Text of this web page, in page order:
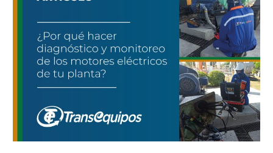
DIAGNÓSTICO
LOS
MOTORES
ELÉCTRICOS
PLANTA?